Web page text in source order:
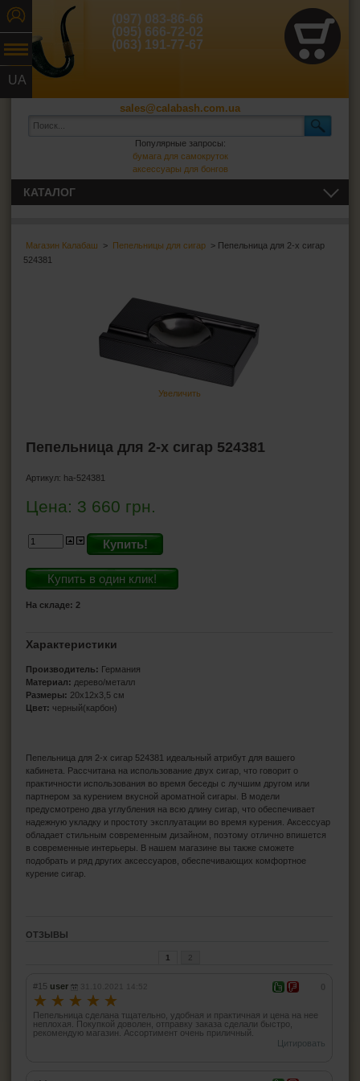
UA
(097) 083-86-66
(095) 666-72-02
(063) 191-77-67
sales@calabash.com.ua
Популярные запросы:
бумага для самокруток
аксессуары для бонгов
Магазин Калабаш > Пепельницы для сигар > Пепельница для 2-х сигар
524381
Увеличить
Пепельница для 2-х сигар 524381
Артикул: ha-524381
Цена: 3 660 грн.
Купить!
Купить в один клик!
На складе: 2
Характеристики
Производитель: Германия
Материал: дерево/металл
Размеры: 20х12х3,5 см
Цвет: черный(карбон)
Пепельница для 2-х сигар 524381 идеальный атрибут для вашего
кабинета. Рассчитана на использование двух сигар, что говорит о
практичности использования во время беседы с лучшим другом или
партнером за курением вкусной ароматной сигары. В модели
предусмотрено два углубления на всю длину сигар, что обеспечивает
надежную укладку и простоту эксплуатации во время курения. Аксессуар
обладает стильным современным дизайном, поэтому отлично впишется
в современные интерьеры. В нашем магазине вы также сможете
подобрать и ряд других аксессуаров, обеспечивающих комфортное
курение сигар.
ОТЗЫВЫ
1 2
#15 user
☆ ☆ ☆ ☆ ☆
Пепельница сделана тщательно, удобная и практичная и цена на нее
неплохая. Покупкой доволен, отправку заказа сделали быстро,
рекомендую магазин. Ассортимент очень приличный.
Цитировать
КАТАЛОГ
Футляры для сигар
Увлажнители для хьюмидора
ВСЁ ДЛЯ СИГАРЕТ И САМОКРУТОК
ЗАЖИГАЛКИ
ПЕПЕЛЬНИЦЫ
КАЛЬЯНЫ И ВСЁ ДЛЯ НИХ